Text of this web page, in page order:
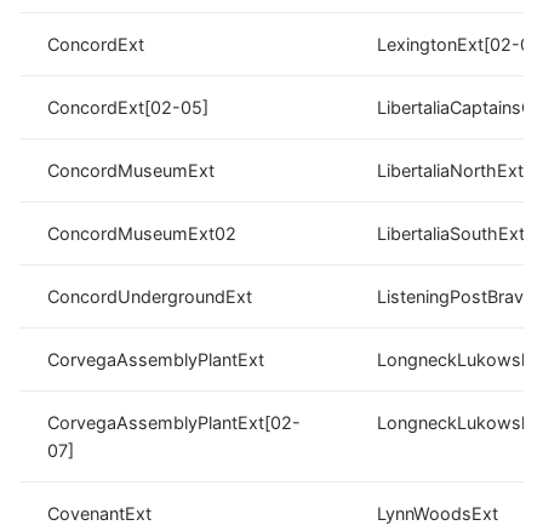
ConcordExt LexingtonExt[02-
ConcordExt[02-05]
ConcordMuseumExt LibertaliaNorthExt
ConcordMuseumExt02 LibertaliaSouthExt
ConcordUndergroundExt
CorvegaAssemblyPlantExt
CorvegaAssemblyPlantExt[02-
07]
CovenantExt LynnWoodsExt